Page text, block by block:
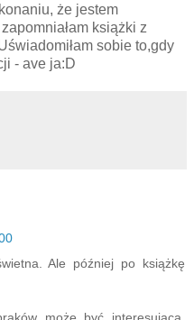
że jestem
książki z
sobie to,gdy
- ave ja:D
Ale później po książkę